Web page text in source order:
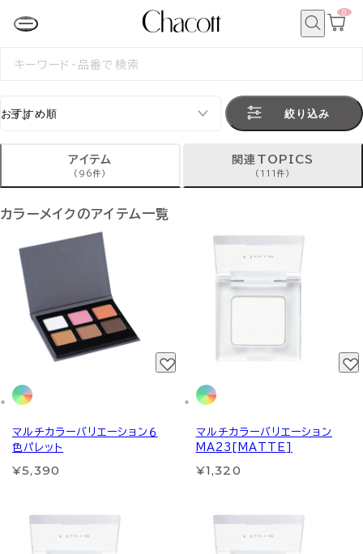
カ
0
検
絞り込み
アイテム
(96件)
関連TOPICS
(111件)
カラーメイクのアイテム一覧
マルチカラーバリエーション６
色パレット
¥5,390
マルチカラーバリエーション
MA23[MATTE]
¥1,320